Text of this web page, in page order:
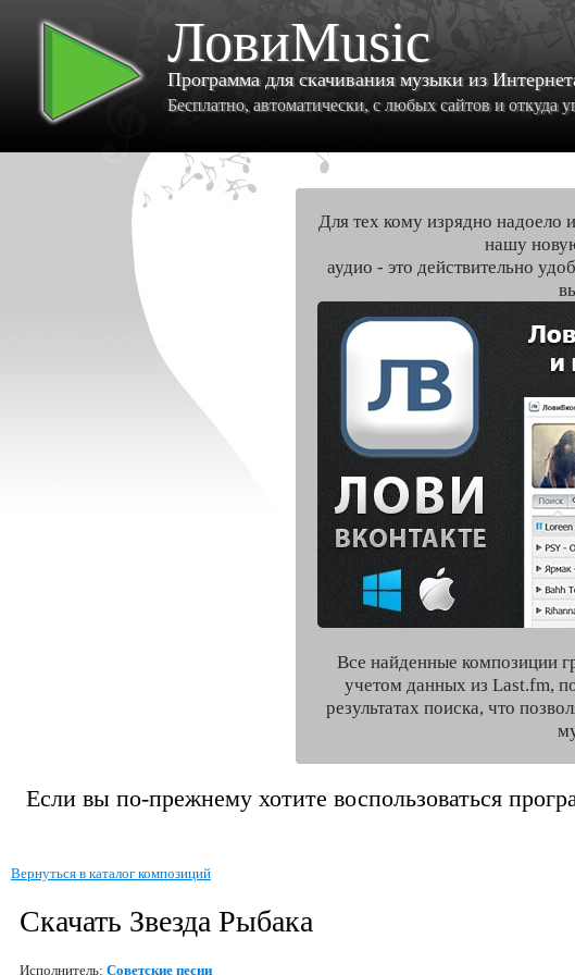
ЛовиMusic
Программа для скачивания музыки из
Бесплатно, автоматически, с любых сайтов и откуда
Для тех кому изрядно надоело
нашу
аудио - это действительно
Все найденные композиции
учетом данных из Last.fm,
результатах поиска, что
Если вы по-прежнему хотите воспользоваться
Вернуться в каталог композиций
Скачать Звезда Рыбака
Исполнитель: Советские песни